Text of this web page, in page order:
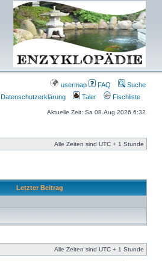
usermap FAQ
Suche
Datenschutzerklärung Taler Fischliste
Aktuelle Zeit: Sa 08.Aug 2026 6:32
Alle Zeiten sind UTC + 1 Stunde
Letzter Beitrag
Alle Zeiten sind UTC + 1 Stunde